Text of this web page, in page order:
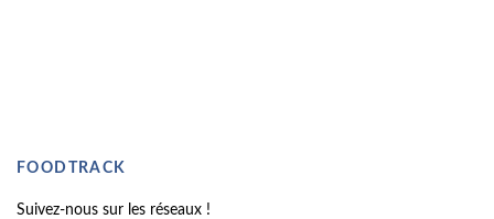
FOODTRACK
Suivez-nous sur les réseaux !